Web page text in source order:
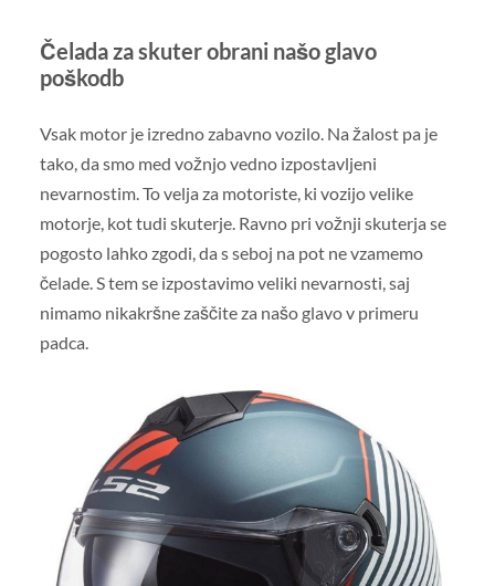
Čelada za skuter obrani našo glavo
poškodb
Vsak motor je izredno zabavno vozilo. Na žalost pa je
tako, da smo med vožnjo vedno izpostavljeni
nevarnostim. To velja za motoriste, ki vozijo velike
motorje, kot tudi skuterje. Ravno pri vožnji skuterja se
pogosto lahko zgodi, da s seboj na pot ne vzamemo
čelade. S tem se izpostavimo veliki nevarnosti, saj
nimamo nikakršne zaščite za našo glavo v primeru
padca.